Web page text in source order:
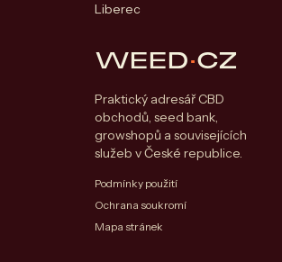
Liberec
WEED·CZ
Praktický adresář CBD
obchodů, seed bank,
growshopů a souvisejících
služeb v České republice.
Podmínky použití
Ochrana soukromí
Mapa stránek